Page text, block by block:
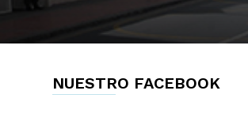
NUESTRO FACEBOOK